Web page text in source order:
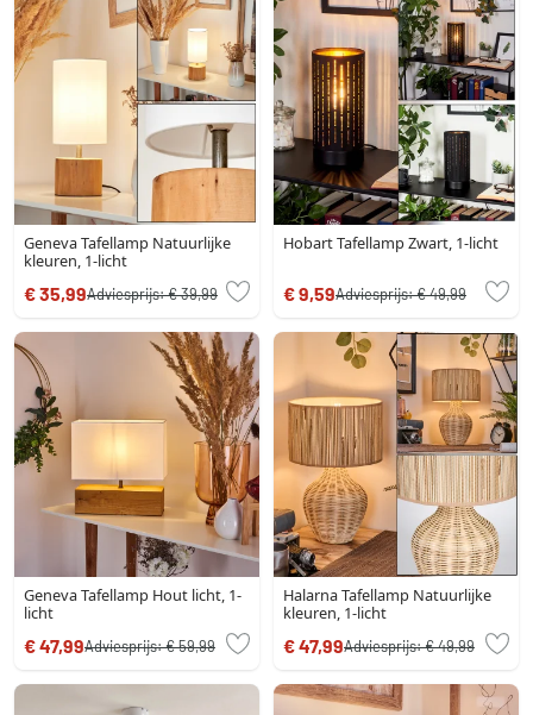
Geneva Tafellamp Natuurlijke
kleuren, 1-licht
€ 35,99Adviesprijs:€ 39,99
Hobart Tafellamp Zwart, 1-licht
€ 9,59Adviesprijs:€ 49,99
Geneva Tafellamp Hout licht, 1-
licht
€ 47,99Adviesprijs:€ 59,99
Halarna Tafellamp Natuurlijke
kleuren, 1-licht
€ 47,99Adviesprijs:€ 49,99